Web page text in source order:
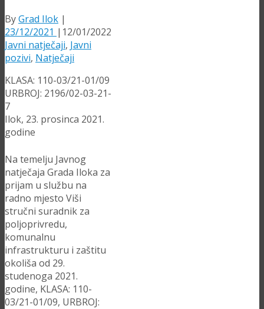
ByGrad Ilok |
23/12/2021 | 12/01/2022
Javni natječaji, Javni
pozivi, Natječaji
KLASA: 110-03/21-01/09
URBROJ: 2196/02-03-21-
7
Ilok, 23. prosinca 2021.
godine
Na temelju Javnog
natječaja Grada Iloka za
prijam u službu na
radno mjesto Viši
stručni suradnik za
poljoprivredu,
komunalnu
infrastrukturu i zaštitu
okoliša od 29.
studenoga 2021.
godine, KLASA: 110-
03/21-01/09, URBROJ: